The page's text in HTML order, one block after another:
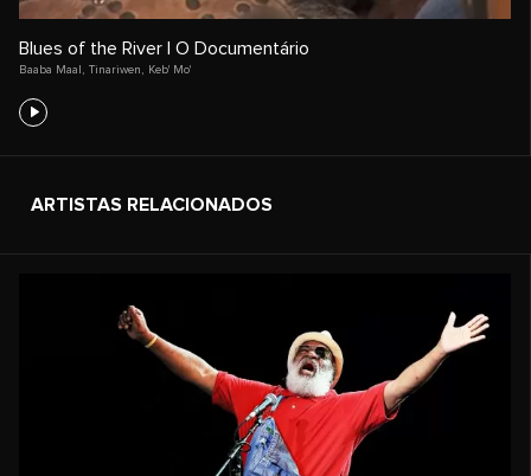
Blues of the River | O Documentário
Baaba Maal Tinariwen Keb' Mo'
ARTISTAS RELACIONADOS